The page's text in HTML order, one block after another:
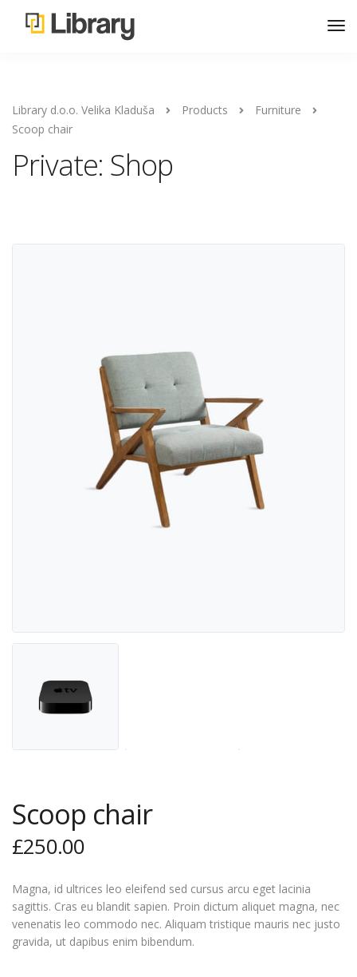
Library d.o.o. Velika Kladuša Products
Furniture
Scoop chair
Private: Shop
Scoop chair
£250.00
Magna, id ultrices leo eleifend sed cursus arcu eget lacinia
sagittis. Cras eu blandit sapien. Proin dictum aliquet magna, nec
venenatis leo commodo nec. Aliquam tristique mauris nec justo
gravida, ut dapibus enim bibendum.